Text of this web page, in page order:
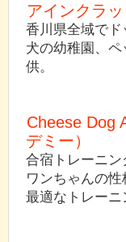
アインクラッ
香川県全域でド
犬の幼稚園、
供。
Cheese Dog
デミー）
合宿トレーニン
ワンちゃんの
最適なトレー